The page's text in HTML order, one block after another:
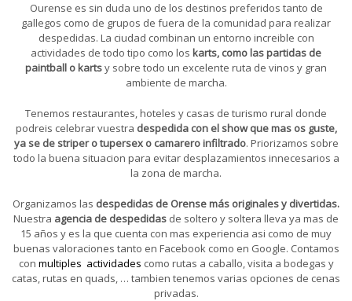
Ourense es sin duda uno de los destinos preferidos tanto de
gallegos como de grupos de fuera de la comunidad para realizar
despedidas. La ciudad combinan un entorno increible con
actividades de todo tipo como los karts, como las partidas de
paintball o kartsy sobre todo un excelente ruta de vinos y gran
ambiente de marcha.
Tenemos restaurantes, hoteles y casas de turismo rural donde
podreis celebrar vuestra despedida con el show que mas os guste,
ya se de striper o tupersex o camarero infiltrado. Priorizamos sobre
todo la buena situacion para evitar desplazamientos innecesarios a
la zona de marcha.
Organizamos las despedidas de Orense más originales y divertidas.
Nuestra agencia de despedidas de soltero y soltera lleva ya mas de
15 años y es la que cuenta con mas experiencia asi como de muy
buenas valoraciones tanto en Facebook como en Google. Contamos
con multiples actividades como rutas a caballo, visita a bodegas y
catas, rutas en quads, … tambien tenemos varias opciones de cenas
privadas.